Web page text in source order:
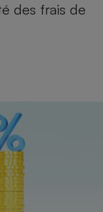
des frais de